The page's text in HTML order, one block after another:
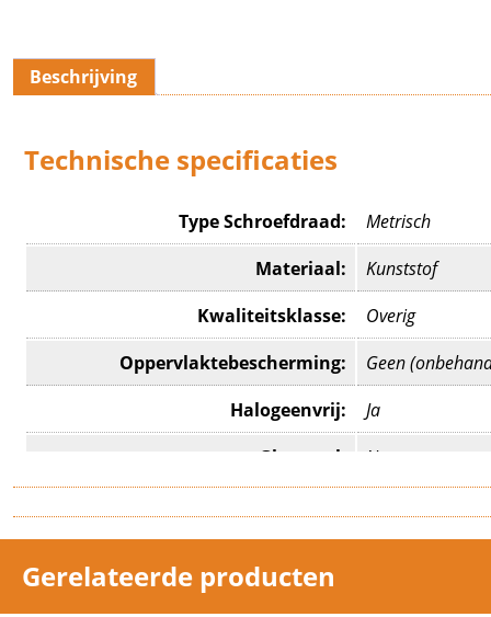
Beschrijving
Technische
Type Schroefdraad:
Metrisch
Materiaal:
Kunststof
Kwaliteitsklasse:
Overig
Oppervlaktebescherming:
Geen
Halogeenvrij:
Ja
Glasvezel:
Nee
Gerelateerde producten